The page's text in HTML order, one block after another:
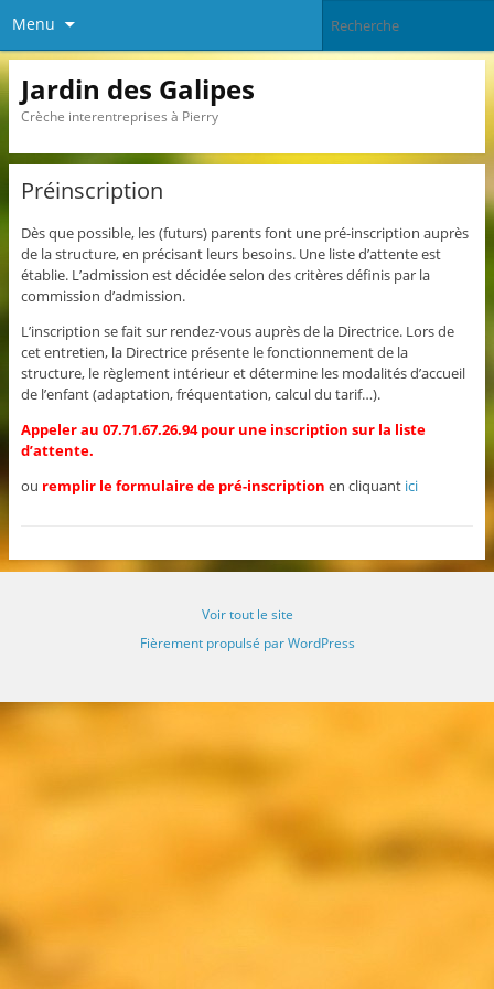
Menu
Jardin des Galipes
Crèche interentreprises à Pierry
Préinscription
Dès que possible, les (futurs) parents font une pré-inscription auprès
de la structure, en précisant leurs besoins. Une liste d’attente est
établie. L’admission est décidée selon des critères définis par la
commission d’admission.
L’inscription se fait sur rendez-vous auprès de la Directrice. Lors de
cet entretien, la Directrice présente le fonctionnement de la
structure, le règlement intérieur et détermine les modalités d’accueil
de l’enfant (adaptation, fréquentation, calcul du tarif…).
Appeler au 07.71.67.26.94 pour une inscription sur la liste
d’attente.
ou remplir le formulaire de pré-inscription en cliquant ici
Voir tout le site
Fièrement propulsé par WordPress